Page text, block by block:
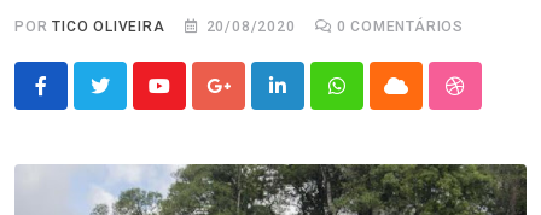
PORTICO OLIVEIRA 20/08/2020 0 COMENTÁRIOS
YoutubeGoogle+LinkedInWhatsappCloud